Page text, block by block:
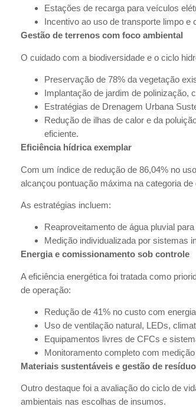
Estações de recarga para veículos
Incentivo ao uso de transporte limpo e
Gestão de terrenos com foco ambiental
O cuidado com a biodiversidade e o ciclo
Preservação de 78% da vegetação
Implantação de jardim de polinização,
Estratégias de Drenagem Urbana
Redução de ilhas de calor e da
eficiente.
Eficiência hídrica exemplar
Com um índice de redução de 86,04% no
alcançou pontuação máxima na categoria
As estratégias incluem:
Reaproveitamento de água pluvial
Medição individualizada por sistemas
Energia e comissionamento sob controle
A eficiência energética foi tratada como
de operação:
Redução de 41% no custo com
Uso de ventilação natural, LEDs,
Equipamentos livres de CFCs e
Monitoramento completo com
Materiais sustentáveis e gestão de
Outro destaque foi a avaliação do ciclo de
ambientais nas escolhas de insumos.